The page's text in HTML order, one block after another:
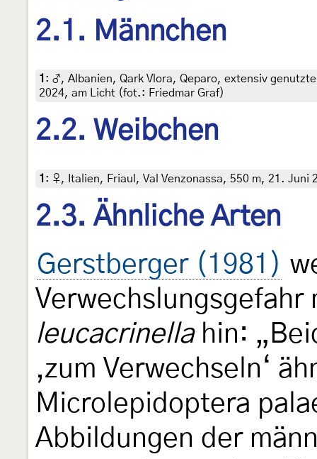
2.1. Männchen
1 : ♂, Albanien, Qark Vlora, Qeparo, extensiv
2024, am Licht (fot.: Friedmar Graf)
2.2. Weibchen
1 : ♀, Italien, Friaul, Val Venzonassa, 550 m, 21.
2.3. Ähnliche Arten
Gerstberger (1981)
leucacrinellahin:
‚zum Verwechseln‘
Microlepidoptera
Abbildungen der